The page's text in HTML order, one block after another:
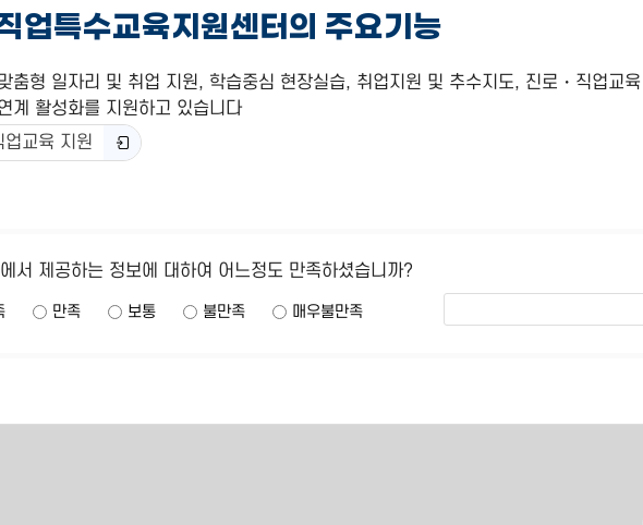
업특수교육지원센터의 주요기능
춤형 일자리 및 취업 지원, 학습중심 현장실습, 취업지원 및 추수지도, 진로・직업교
계 활성화를 지원하고 있습니다
업교육 지원
서 제공하는 정보에 대하여 어느정도 만족하셨습니까?
만족 보통 불만족 매우불만족